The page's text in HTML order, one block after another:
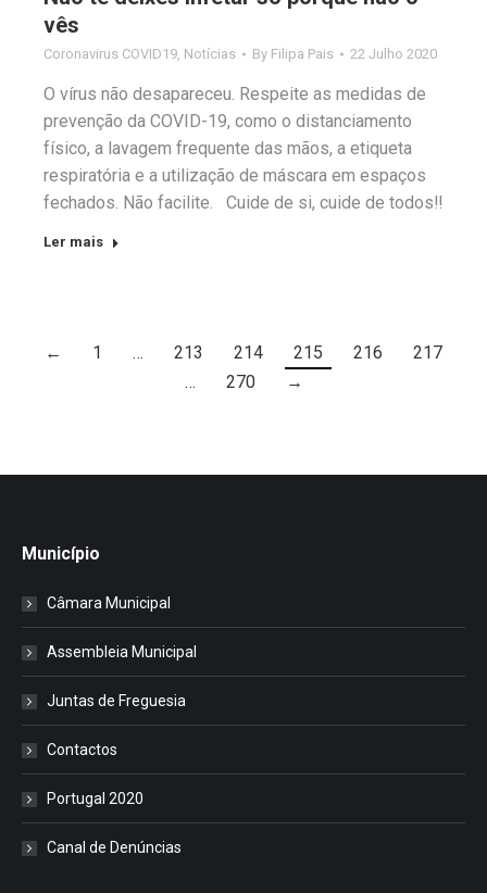
vês
Coronavirus COVID19, Notícias By Filipa Pais 22 Julho 2020
O vírus não desapareceu. Respeite as medidas de
prevenção da COVID-19, como o distanciamento
físico, a lavagem frequente das mãos, a etiqueta
respiratória e a utilização de máscara em espaços
fechados. Não facilite. Cuide de si, cuide de todos‼️
Ler mais
← 1 … 213 214 215 216
217
…
270 →
Município
Câmara Municipal
Assembleia Municipal
Juntas de Freguesia
Contactos
Portugal 2020
Canal de Denúncias